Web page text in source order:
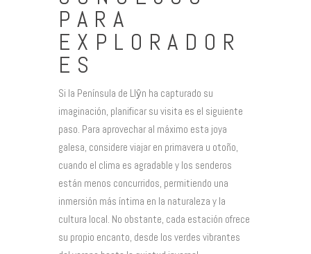
PARA
EXPLORADOR
ES
Si la Península de Llŷn ha capturado su
imaginación, planificar su visita es el siguiente
paso. Para aprovechar al máximo esta joya
galesa, considere viajar en primavera u otoño,
cuando el clima es agradable y los senderos
están menos concurridos, permitiendo una
inmersión más íntima en la naturaleza y la
cultura local. No obstante, cada estación ofrece
su propio encanto, desde los verdes vibrantes